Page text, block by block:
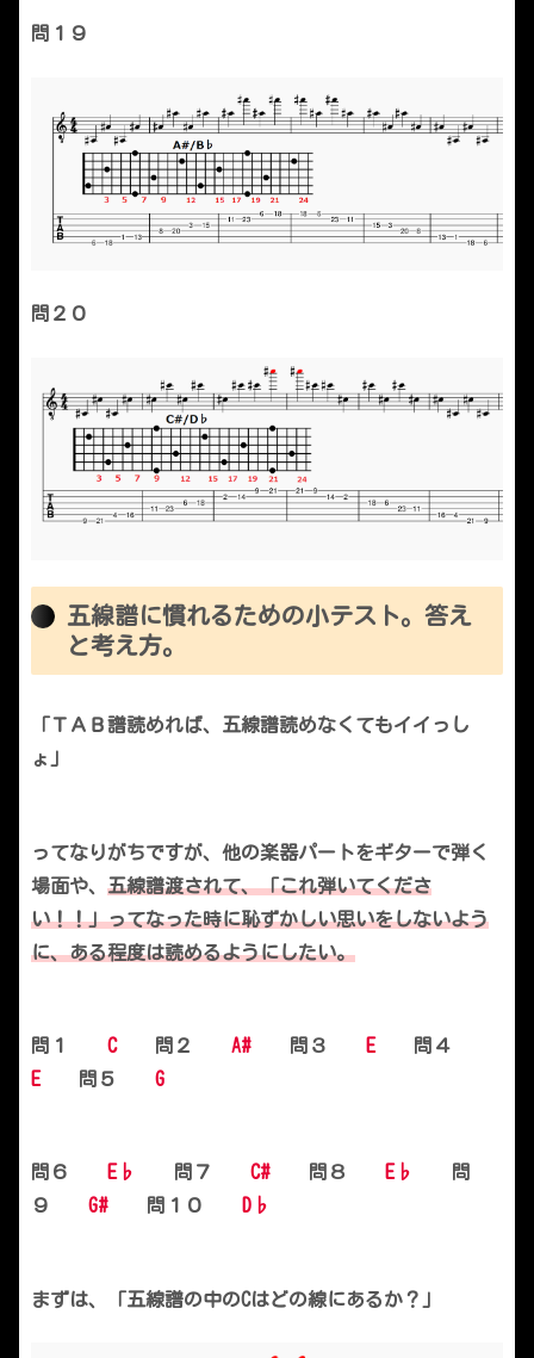
問１９
問２０
五線譜に慣れるための小テスト。答え
と考え方。
「ＴＡＢ譜読めれば、五線譜読めなくてもイイっし
ょ」
ってなりがちですが、他の楽器パートをギターで弾く
場面や、 五線譜渡されて、「これ弾いてくださ
い！！」ってなった時に恥ずかしい思いをしないよう
に、ある程度は読めるようにしたい。
問１ C問２ A# 問３ E
問４
E 問５ G
問６ E♭ 問７ C# 問８ E♭
問
９
G# 問１０ D♭
まずは、「五線譜の中のCはどの線にあるか？」